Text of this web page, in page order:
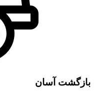
بازگشت آسان